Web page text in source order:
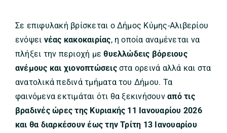
Σε επιφυλακή βρίσκεται ο Δήμος Κύμης-Αλιβερίου
ενόψει νέας κακοκαιρίας, η οποία αναμένεται να
πλήξει την περιοχή μεθυελλώδεις βόρειους
ανέμους και χιονοπτώσειςστα ορεινά αλλά και στα
ανατολικά πεδινά τμήματα του Δήμου. Τα
φαινόμενα εκτιμάται ότι θα ξεκινήσουναπό τις
βραδινές ώρες της Κυριακής 11 Ιανουαρίου 2026
και θα διαρκέσουν έως την Τρίτη 13 Ιανουαρίου